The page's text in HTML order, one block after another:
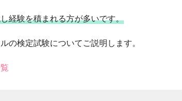
経験を積まれる方が多いです。
の検定試験についてご説明します。